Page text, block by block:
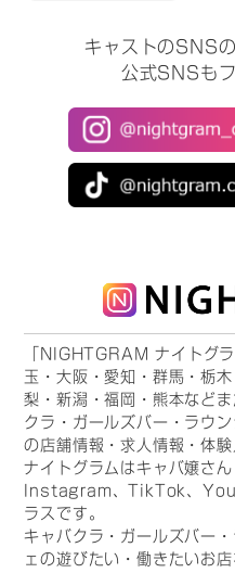
キャストのSNS
公式SNSも
「NIGHTGRAM ナイトグ
玉・大阪・愛知・群馬・栃
梨・新潟・福岡・熊本など
クラ・ガールズバー・ラウ
の店舗情報・求人情報・体
ナイトグラムはキャバ嬢さ
Instagram、TikTok、
ラスです。
キャバクラ・ガールズバー
ェの遊びたい・働きたいお店